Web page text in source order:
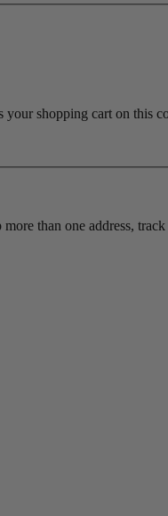
your shopping cart on this
than one address,